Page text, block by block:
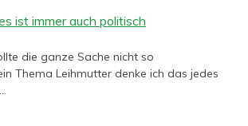
ist immer auch politisch
die ganze Sache nicht so
Thema Leihmutter denke ich das jedes